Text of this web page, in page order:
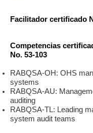
Facilitador certificado
Competencias
No. 53-103
RABQSA-OH: OHS
systems
RABQSA-AU:
auditing
RABQSA-TL: Leading
system audit teams